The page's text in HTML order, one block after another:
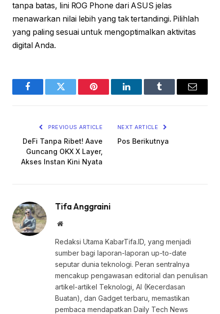
tanpa batas, lini ROG Phone dari ASUS jelas
menawarkan nilai lebih yang tak tertandingi. Pilihlah
yang paling sesuai untuk mengoptimalkan aktivitas
digital Anda.
FacebookTwitter Pinterest LinkedInTumblr Email
PREVIOUS ARTICLE
DeFi Tanpa Ribet! Aave
Guncang OKX X Layer,
Akses Instan Kini Nyata
NEXT ARTICLE
Pos Berikutnya
Tifa Anggraini
Website
Redaksi Utama KabarTifa.ID, yang menjadi
sumber bagi laporan-laporan up-to-date
seputar dunia teknologi. Peran sentralnya
mencakup pengawasan editorial dan penulisan
artikel-artikel Teknologi, AI (Kecerdasan
Buatan), dan Gadget terbaru, memastikan
pembaca mendapatkan Daily Tech News